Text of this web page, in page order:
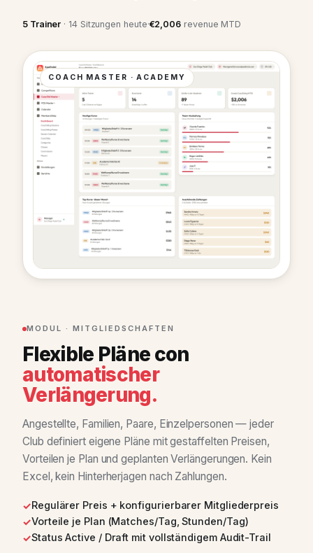
5 Trainer · 14 Sitzungen heute·€2,006 revenue MTD
COACH MASTER · ACADEMY
MODUL · MITGLIEDSCHAFTEN
Flexible Pläne con
automatischer
Verlängerung.
Angestellte, Familien, Paare, Einzelpersonen — jeder
Club definiert eigene Pläne mit gestaffelten Preisen,
Vorteilen je Plan und geplanten Verlängerungen. Kein
Excel, kein Hinterherjagen nach Zahlungen.
Regulärer Preis + konfigurierbarer Mitgliederpreis
Vorteile je Plan (Matches/Tag, Stunden/Tag)
Status Active / Draft mit vollständigem Audit-Trail